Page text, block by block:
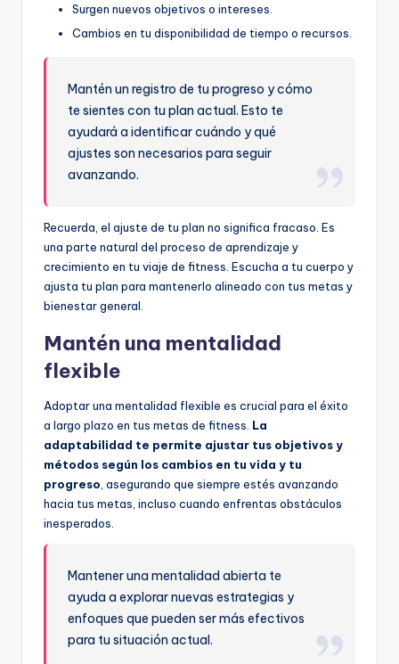
Surgen nuevos objetivos o intereses.
Cambios en tu disponibilidad de tiempo o recursos.
Mantén un registro de tu progreso y cómo
te sientes con tu plan actual. Esto te
ayudará a identificar cuándo y qué
ajustes son necesarios para seguir
avanzando.
Recuerda, el ajuste de tu plan no significa fracaso. Es
una parte natural del proceso de aprendizaje y
crecimiento en tu viaje de fitness. Escucha a tu cuerpo y
ajusta tu plan para mantenerlo alineado con tus metas y
bienestar general.
Mantén una mentalidad
flexible
Adoptar una mentalidad flexible es crucial para el éxito
a largo plazo en tus metas de fitness. La
adaptabilidad te permite ajustar tus objetivos y
métodos según los cambios en tu vida y tu
progreso , asegurando que siempre estés avanzando
hacia tus metas, incluso cuando enfrentas obstáculos
inesperados.
Mantener una mentalidad abierta te
ayuda a explorar nuevas estrategias y
enfoques que pueden ser más efectivos
para tu situación actual.